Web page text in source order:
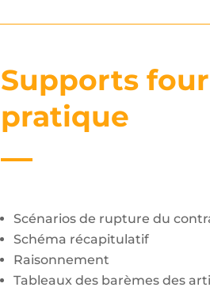
Supports
pratique
Scénarios de rupture du
Schéma récapitulatif
Raisonnement
Tableaux des barèmes des